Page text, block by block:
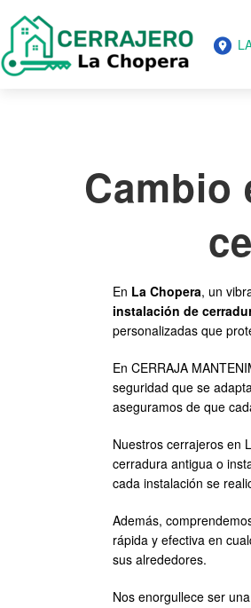
Cambio
En La Chopera, un
instalación de
personalizadas que
En CERRAJA
seguridad que se
aseguramos de que
Nuestros cerrajeros en
cerradura antigua o
cada instalación se
Además,
rápida y efectiva en
sus alrededores.
Nos enorgullece ser